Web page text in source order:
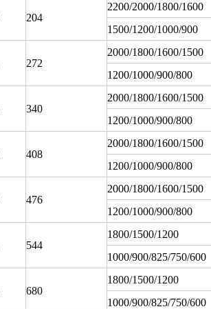
204
2200/2000/1800/1600
1500/1200/1000/900
272
2000/1800/1600/1500
1200/1000/900/800
340
2000/1800/1600/1500
1200/1000/900/800
408
2000/1800/1600/1500
1200/1000/900/800
476
2000/1800/1600/1500
1200/1000/900/800
544
1800/1500/1200
1000/900/825/750/600
680
1800/1500/1200
1000/900/825/750/600